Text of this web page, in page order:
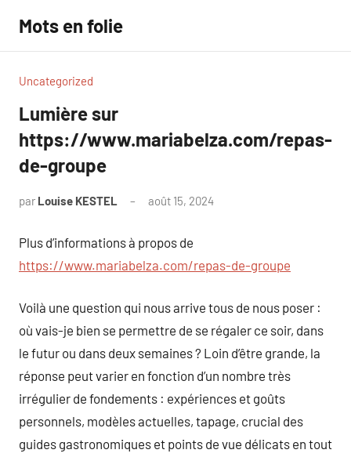
contenu
Mots en folie
Uncategorized
Lumière sur
https://www.mariabelza.com/repas-
de-groupe
par Louise KESTEL août 15, 2024
Plus d’informations à propos de
https://www.mariabelza.com/repas-de-groupe
Voilà une question qui nous arrive tous de nous poser :
où vais-je bien se permettre de se régaler ce soir, dans
le futur ou dans deux semaines ? Loin d’être grande, la
réponse peut varier en fonction d’un nombre très
irrégulier de fondements : expériences et goûts
personnels, modèles actuelles, tapage, crucial des
guides gastronomiques et points de vue délicats en tout